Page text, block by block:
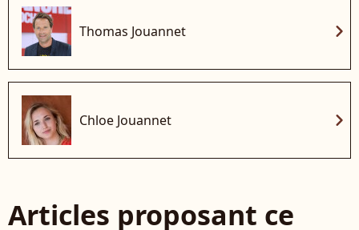
Thomas Jouannet chevron_right
Chloe Jouannet chevron_right
Articles proposant ce